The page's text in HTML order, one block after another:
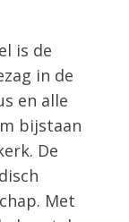
is de
in de
en alle
bijstaan
De
Met